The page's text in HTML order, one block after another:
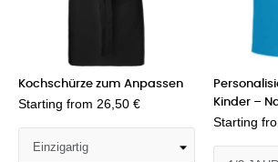
Kochschürze zum Anpassen
Starting from 26,50 €
Kinder –
Starting